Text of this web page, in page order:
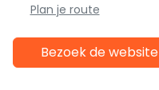
Plan je route
Bezoek de website